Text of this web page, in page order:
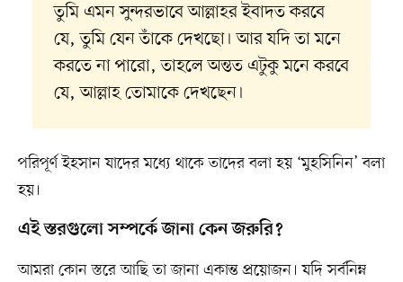
তুমি এমন সুন্দরভাবে আল্লাহর ইবাদত করবে
যে, তুমি যেন তাঁকে দেখছো। আর যদি তা মনে
করতে না পারো, তাহলে অন্তত এটুকু মনে করবে
যে, আল্লাহ তোমাকে দেখছেন।
পরিপূর্ণ ইহসান যাদের মধ্যে থাকে তাদের বলা হয় ‘মুহসিনিন’ বলা
হয়।
এই স্তরগুলো সম্পর্কে জানা কেন জরুরি?
আমরা কোন স্তরে আছি তা জানা একান্ত প্রয়োজন। যদি সর্বনিম্ন